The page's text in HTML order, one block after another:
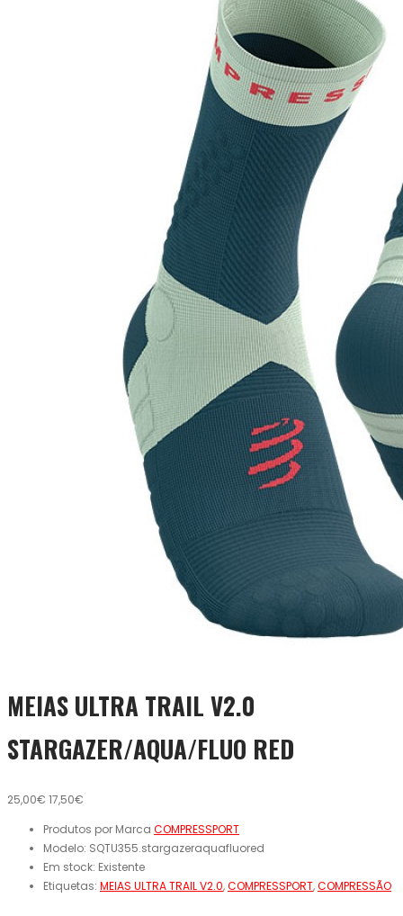
MEIAS ULTRA TRAIL V2.0
STARGAZER/AQUA/FLUO RED
25,00€ 17,50€
Produtos por Marca COMPRESSPORT
Modelo: SQTU355.stargazeraquafluored
Em stock: Existente
Etiquetas: MEIAS ULTRA TRAIL V2.0,COMPRESSPORT,COMPRESSÃO